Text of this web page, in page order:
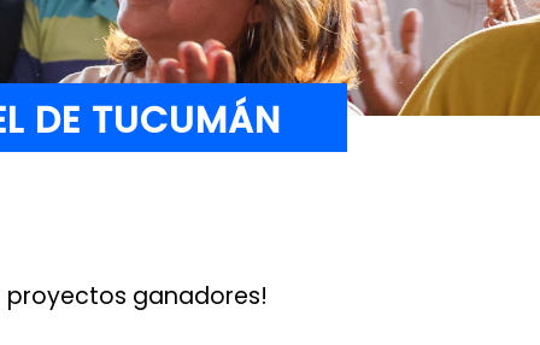
DE TUCUMÁN
proyectos ganadores!